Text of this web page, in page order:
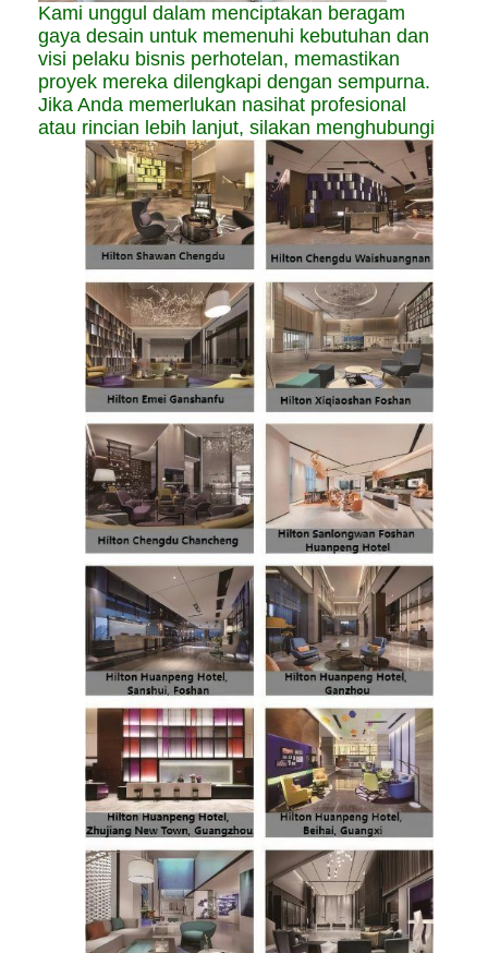
Kami unggul dalam menciptakan beragam
gaya desain untuk memenuhi kebutuhan dan
visi pelaku bisnis perhotelan, memastikan
proyek mereka dilengkapi dengan sempurna.
Jika Anda memerlukan nasihat profesional
atau rincian lebih lanjut, silakan menghubungi